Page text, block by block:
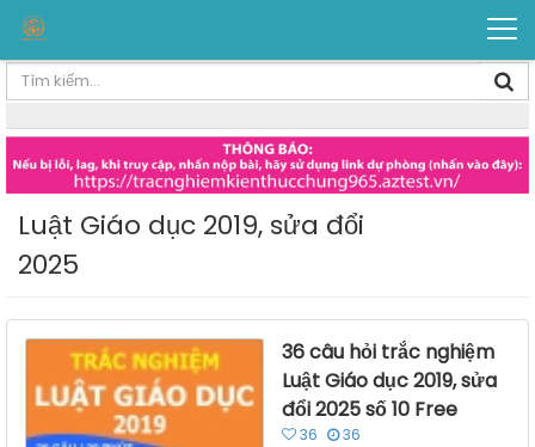
Luật Giáo dục 2019, sửa đổi
2025
36 câu hỏi trắc nghiệm
Luật Giáo dục 2019, sửa
đổi 2025 số 10 Free
36
36